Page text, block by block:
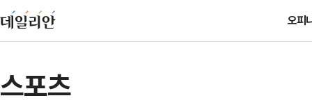
오피
스포츠